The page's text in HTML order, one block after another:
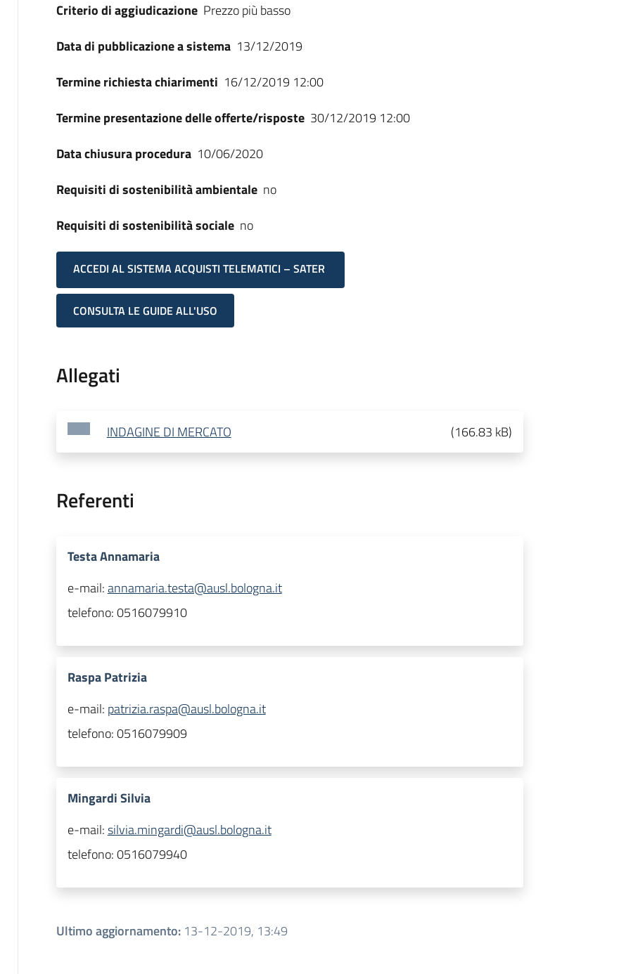
Criterio di aggiudicazione Prezzo più basso
Data di pubblicazione a sistema 13/12/2019
Termine richiesta chiarimenti 16/12/2019 12:00
Termine presentazione delle offerte/risposte 30/12/2019 12:00
Data chiusura procedura 10/06/2020
Requisiti di sostenibilità ambientale no
Requisiti di sostenibilità sociale no
ACCEDI AL SISTEMA ACQUISTI TELEMATICI – SATER
CONSULTA LE GUIDE ALL'USO
Allegati
INDAGINE DI MERCATO (166.83 kB)
Referenti
Testa Annamaria
e-mail:annamaria.testa@ausl.bologna.it
telefono:0516079910
Raspa Patrizia
e-mail: patrizia.raspa@ausl.bologna.it
telefono:0516079909
Mingardi Silvia
e-mail:silvia.mingardi@ausl.bologna.it
telefono:0516079940
Ultimo aggiornamento: 13-12-2019, 13:49